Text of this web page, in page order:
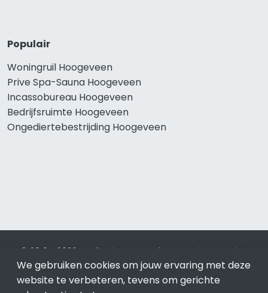
Populair
Woningruil Hoogeveen
Prive Spa-Sauna Hoogeveen
Incassobureau Hoogeveen
Bedrijfsruimte Hoogeveen
Ongediertebestrijding Hoogeveen
© 2019 - 2026 Realisatie en SEO door SEO-bureau
Lion
Internet. Betaal alleen voor bewezen resultaten?SEO
optimalisatie No Cure No Pay.Hoogeveenis onderdeel van
We gebruiken cookies om jouw ervaring met deze
website te verbeteren, tevens om gerichte